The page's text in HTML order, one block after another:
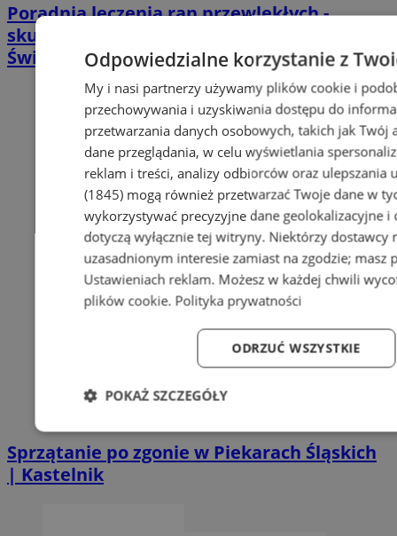
Poradnia leczenia ran przewlekłych -
skuteczna terapia trudno gojących się ran |
Świętochłowice
Sprzątanie po zgonie w Piekarach Śląskich
| Kastelnik
Odpowiedzialne korzystanie z
My i nasi partnerzy używamy plików cookie i
przechowywania i uzyskiwania dostępu do
przetwarzania danych osobowych, takich jak
dane przeglądania, w celu wyświetlania
reklam i treści, analizy odbiorców oraz ulepszania
(1845)mogą również przetwarzać Twoje dane w
wykorzystywać precyzyjne dane geolokalizacyjne
dotyczą wyłącznie tej witryny. Niektórzy dostawcy
uzasadnionym interesie zamiast na zgodzie; masz
Ustawieniach reklam. Możesz w każdej chwili
plików cookie. Polityka prywatności
ODRZUĆ WSZYSTKIE
POKAŻ SZCZEGÓŁY
Niezbędne Wydajność Targetowanie